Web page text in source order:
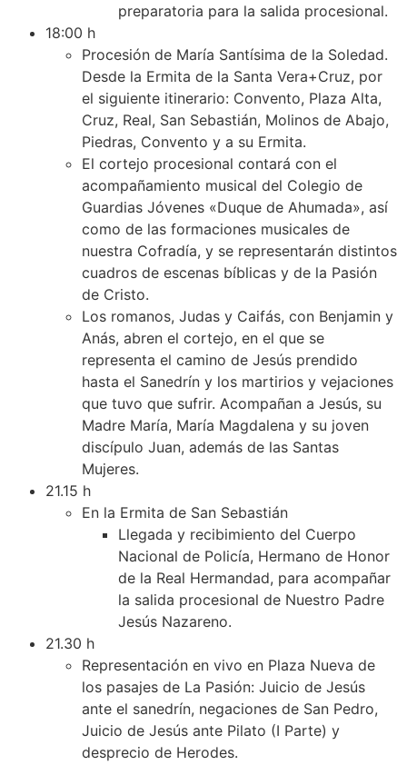
preparatoria para la salida procesional.
18:00 h
Procesión de María Santísima de la Soledad.
Desde la Ermita de la Santa Vera+Cruz, por
el siguiente itinerario: Convento, Plaza Alta,
Cruz, Real, San Sebastián, Molinos de Abajo,
Piedras, Convento y a su Ermita.
El cortejo procesional contará con el
acompañamiento musical del Colegio de
Guardias Jóvenes «Duque de Ahumada», así
como de las formaciones musicales de
nuestra Cofradía, y se representarán distintos
cuadros de escenas bíblicas y de la Pasión
de Cristo.
Los romanos, Judas y Caifás, con Benjamin y
Anás, abren el cortejo, en el que se
representa el camino de Jesús prendido
hasta el Sanedrín y los martirios y vejaciones
que tuvo que sufrir. Acompañan a Jesús, su
Madre María, María Magdalena y su joven
discípulo Juan, además de las Santas
Mujeres.
21.15 h
En la Ermita de San Sebastián
Llegada y recibimiento del Cuerpo
Nacional de Policía, Hermano de Honor
de la Real Hermandad, para acompañar
la salida procesional de Nuestro Padre
Jesús Nazareno.
21.30 h
Representación en vivo en Plaza Nueva de
los pasajes de La Pasión: Juicio de Jesús
ante el sanedrín, negaciones de San Pedro,
Juicio de Jesús ante Pilato (I Parte) y
desprecio de Herodes.